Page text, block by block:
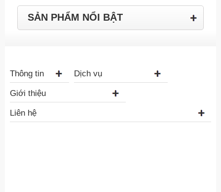
SẢN PHẨM NỔI BẬT
Thông tin Dịch vụ
Giới thiệu
Liên hệ